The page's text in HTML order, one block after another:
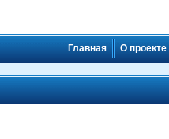
Главная О проекте